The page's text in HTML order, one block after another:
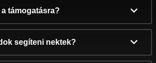
támogatásra?
segíteni nektek?